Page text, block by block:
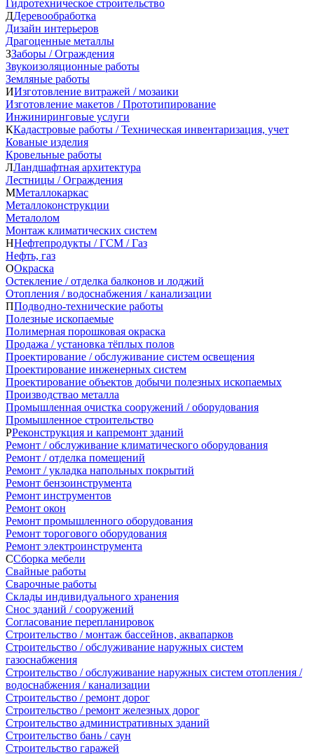
Гидротехническое строительство
ДДеревообработка
Дизайн интерьеров
Драгоценные металлы
ЗЗаборы / Ограждения
Звукоизоляционные работы
Земляные работы
ИИзготовление витражей / мозаики
Изготовление макетов / Прототипирование
Инжиниринговые услуги
ККадастровые работы / Техническая инвентаризация, учет
Кованые изделия
Кровельные работы
ЛЛандшафтная архитектура
Лестницы / Ограждения
ММеталлокаркас
Металлоконструкции
Металолом
Монтаж климатических систем
ННефтепродукты / ГСМ / Газ
Нефть, газ
ООкраска
Остекление / отделка балконов и лоджий
Отопления / водоснабжения / канализации
ППодводно-технические работы
Полезные ископаемые
Полимерная порошковая окраска
Продажа / установка тёплых полов
Проектирование / обслуживание систем освещения
Проектирование инженерных систем
Проектирование объектов добычи полезных ископаемых
Производствао металла
Промышленная очистка сооружений / оборудования
Промышленное строительство
РРеконструкция и капремонт зданий
Ремонт / обслуживание климатического оборудования
Ремонт / отделка помещений
Ремонт / укладка напольных покрытий
Ремонт бензоинструмента
Ремонт инструментов
Ремонт окон
Ремонт промышленного оборудования
Ремонт торогового оборудования
Ремонт электроинструмента
ССборка мебели
Свайные работы
Сварочные работы
Склады индивидуального хранения
Снос зданий / сооружений
Согласование перепланировок
Строительство / монтаж бассейнов, аквапарков
Строительство / обслуживание наружных систем
газоснабжения
Строительство / обслуживание наружных систем отопления /
водоснабжения / канализации
Строительство / ремонт дорог
Строительство / ремонт железных дорог
Строительство административных зданий
Строительство бань / саун
Строительство гаражей